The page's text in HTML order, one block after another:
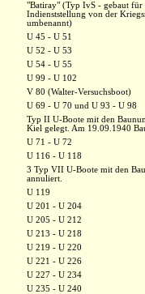
"Batiray" (Typ IvS - gebaut für
Indienststellung von der
umbenannt)
U 45 - U 51
U 52 - U 53
U 54 - U 55
U 99 - U 102
V 80 (Walter-Versuchsboot)
U 69 - U 70 und U 93 - U 98
Typ II U-Boote mit den
Kiel gelegt. Am 19.09.1940
U 71 - U 72
U 116 - U 118
3 Typ VII U-Boote mit den
annuliert.
U 119
U 201 - U 204
U 205 - U 212
U 213 - U 218
U 219 - U 220
U 221 - U 226
U 227 - U 234
U 235 - U 240